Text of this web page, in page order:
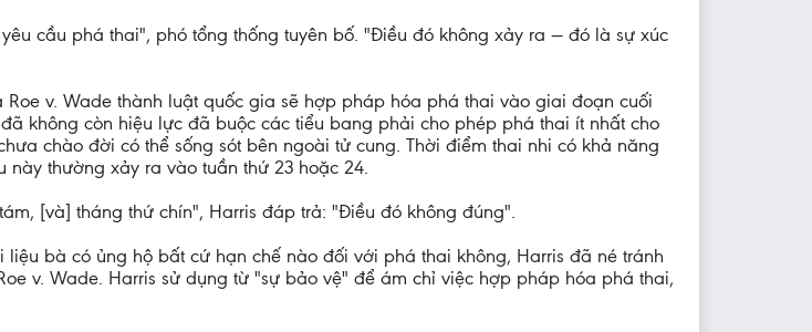
cầu phá thai", phó tổng thống tuyên bố. "Điều đó không xảy ra — đó là sự xúc
v. Wade thành luật quốc gia sẽ hợp pháp hóa phá thai vào giai đoạn cuối
không còn hiệu lực đã buộc các tiểu bang phải cho phép phá thai ít nhất cho
chào đời có thể sống sót bên ngoài tử cung. Thời điểm thai nhi có khả năng
thường xảy ra vào tuần thứ 23 hoặc 24.
[và] tháng thứ chín", Harris đáp trả: "Điều đó không đúng".
bà có ủng hộ bất cứ hạn chế nào đối với phá thai không, Harris đã né tránh
v. Wade. Harris sử dụng từ "sự bảo vệ" để ám chỉ việc hợp pháp hóa phá thai,